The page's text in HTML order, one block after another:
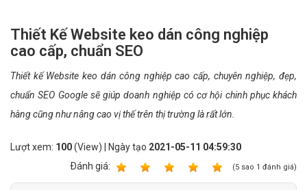
Thiết Kế Website keo dán công nghiệp
cao cấp, chuẩn SEO
Thiết kế Website keo dán công nghiệp cao cấp, chuyên nghiệp, đẹp,
chuẩn SEO Google sẽ giúp doanh nghiệp có cơ hội chinh phục khách
hàng cũng như nâng cao vị thế trên thị trường là rất lớn.
Lượt xem: 100(View) | Ngày tạo 2021-05-11 04:59:30
Ðánh giá:
(5 sao 1 đánh giá)